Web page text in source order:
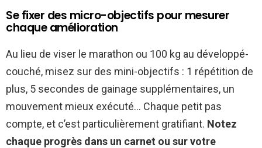
Se fixer des micro-objectifs pour mesurer
chaque amélioration
Au lieu de viser le marathon ou 100 kg au développé-
couché, misez sur des mini-objectifs : 1 répétition de
plus, 5 secondes de gainage supplémentaires, un
mouvement mieux exécuté… Chaque petit pas
compte, et c’est particulièrement gratifiant. Notez
chaque progrès dans un carnet ou sur votre